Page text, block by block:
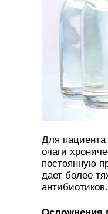
Для
очаги
постоянную
дает более
антибиотиков.